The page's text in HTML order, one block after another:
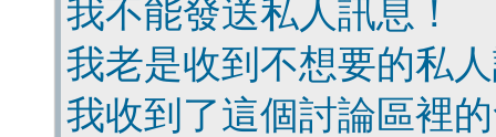
我不能發送私人訊息！
我老是收到不想要的私
我收到了這個討論區裡